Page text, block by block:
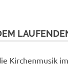
Kirchenmusik